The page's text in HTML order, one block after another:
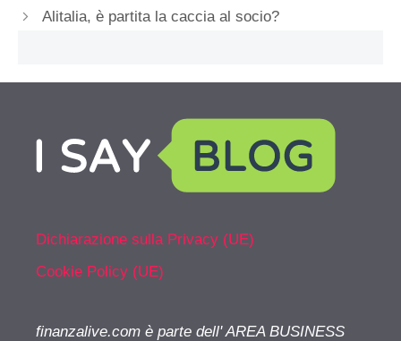
Alitalia, è partita la caccia al socio?
Dichiarazione sulla Privacy (UE)
Cookie Policy (UE)
finanzalive.com è parte dell' AREA BUSINESS